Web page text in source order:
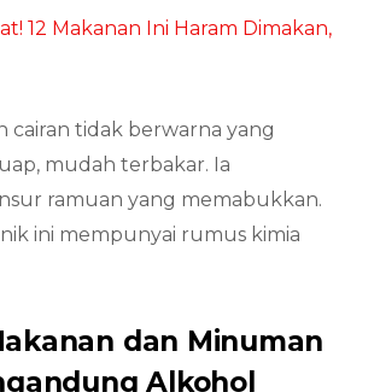
12 Makanan Ini Haram Dimakan,
cairan tidak berwarna yang
mudah terbakar. Ia
ramuan yang memabukkan.
ini mempunyai rumus kimia
dan Minuman
Alkohol